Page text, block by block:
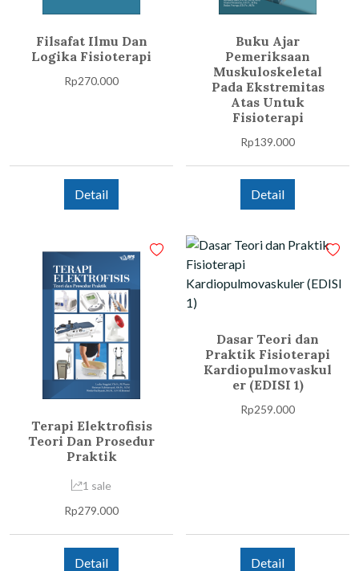
Filsafat Ilmu Dan
Logika Fisioterapi
Rp270.000
Detail
Buku Ajar
Pemeriksaan
Muskuloskeletal
Pada Ekstremitas
Atas Untuk
Fisioterapi
Rp139.000
Detail
Terapi Elektrofisis
Teori Dan Prosedur
Praktik
1 sale
Rp279.000
Detail
Dasar Teori dan
Praktik Fisioterapi
Kardiopulmovaskul
er (EDISI 1)
Rp259.000
Detail